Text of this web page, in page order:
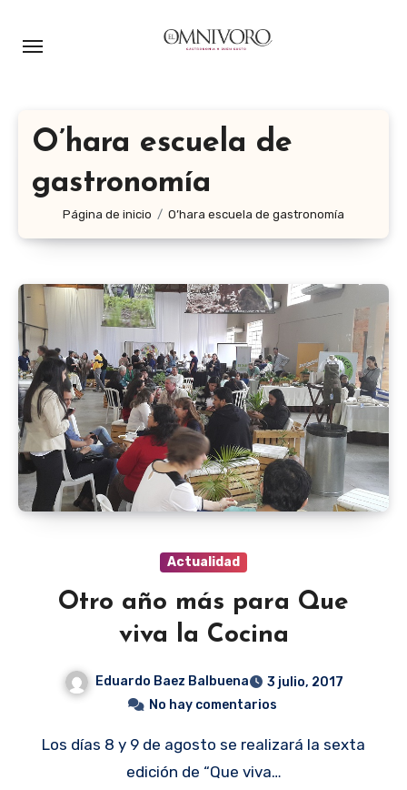
O’hara escuela de
gastronomía
Página de inicio O’hara escuela de gastronomía
Actualidad
Otro año más para Que
viva la Cocina
Eduardo Baez Balbuena
3 julio, 2017
No hay comentarios
Los días 8 y 9 de agosto se realizará la sexta
edición de “Que viva…